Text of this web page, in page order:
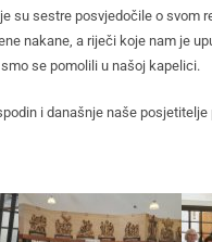
su sestre posvjedočile o svom
nakane, a riječi koje nam je
se pomolili u našoj kapelici.
i današnje naše posjetitelje